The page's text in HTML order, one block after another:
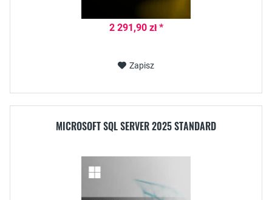
2 291,90 zł *
Zapisz
MICROSOFT SQL SERVER 2025 STANDARD